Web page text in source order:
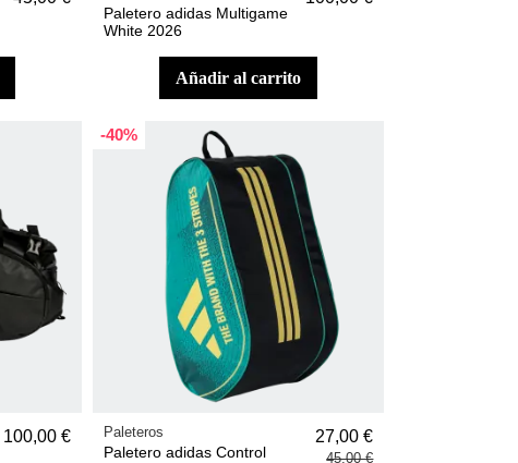
Paletero adidas Multigame
White 2026
añadir al carrito
100,00 €
-40%
Paleteros
Paletero adidas Control
27,00 €
45,00 €